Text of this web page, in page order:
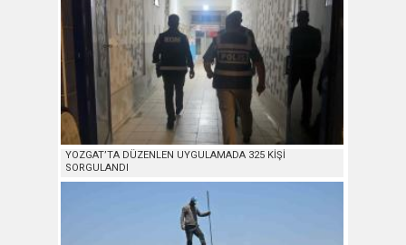
YOZGAT’TA DÜZENLEN UYGULAMADA 325 KİŞİ
SORGULANDI